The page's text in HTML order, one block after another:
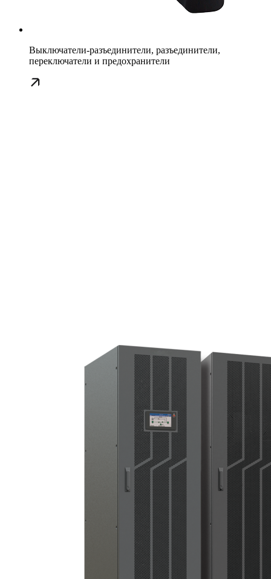
Выключатели-разъединители, разъединители,
переключатели и предохранители